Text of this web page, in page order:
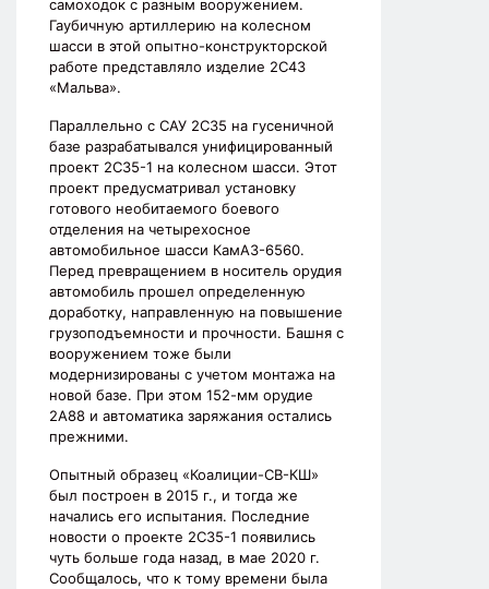
самоходок с разным вооружением.
Гаубичную артиллерию на колесном
шасси в этой опытно-конструкторской
работе представляло изделие 2С43
«Мальва».
Параллельно с САУ 2С35 на гусеничной
базе разрабатывался унифицированный
проект 2С35-1 на колесном шасси. Этот
проект предусматривал установку
готового необитаемого боевого
отделения на четырехосное
автомобильное шасси КамАЗ-6560.
Перед превращением в носитель орудия
автомобиль прошел определенную
доработку, направленную на повышение
грузоподъемности и прочности. Башня с
вооружением тоже были
модернизированы с учетом монтажа на
новой базе. При этом 152-мм орудие
2А88 и автоматика заряжания остались
прежними.
Опытный образец «Коалиции-СВ-КШ»
был построен в 2015 г., и тогда же
начались его испытания. Последние
новости о проекте 2С35-1 появились
чуть больше года назад, в мае 2020 г.
Сообщалось, что к тому времени была